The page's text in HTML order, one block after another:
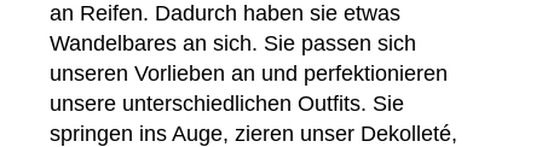
an Reifen. Dadurch haben sie etwas
Wandelbares an sich. Sie passen sich
unseren Vorlieben an und perfektionieren
unsere unterschiedlichen Outfits. Sie
springen ins Auge, zieren unser Dekolleté,